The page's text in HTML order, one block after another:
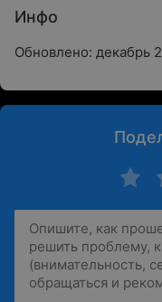
Инфо
Обновлено: декабрь